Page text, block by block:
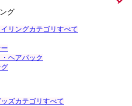
グ
リングカテゴリすべて
ヘアパック
ズカテゴリすべて